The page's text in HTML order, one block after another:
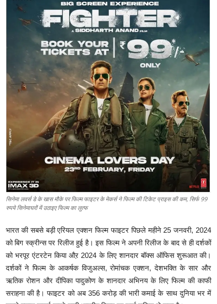
English
सिनेमा लवर्स डे के खास मौके पर फिल्म फाइटर के मेकर्स ने फिल्म की टिकेट प्राइस की कम, सिर्फ 99
रुपये सिनेमाघरों में उठाइए फिल्म का लुत्फ
भारत की सबसे बड़ी एरियल एक्शन फिल्म फाइटर पिछले महीने 25 जनवरी, 2024
को बिग स्क्रीन्स पर रिलीज हुई है। इस फिल्म ने अपनी रिलीज के बाद से ही दर्शकों
को भरपूर एंटरटेन किया औऱ 2024 के लिए शानदार बॉक्स ऑफिस शुरूआत की।
दर्शकों ने फिल्म के आकर्षक विजुअल्स, रोमांचक एक्शन, देशभक्ति के सार और
ऋतिक रोशन और दीपिका पादुकोण के शानदार अभिनय के लिए फिल्म की काफी
सराहना की है। फाइटर को अब 356 करोड़ की भारी कमाई के साथ दुनिया भर में